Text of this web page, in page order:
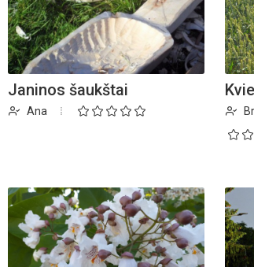
Janinos šaukštai
Ana